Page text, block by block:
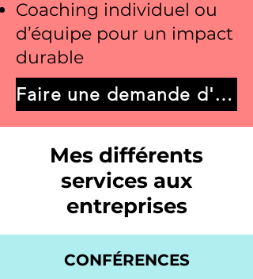
Coaching individuel ou
d’équipe pour un impact
durable
Faire une demande d'information
Mes différents
services aux
entreprises
CONFÉRENCES